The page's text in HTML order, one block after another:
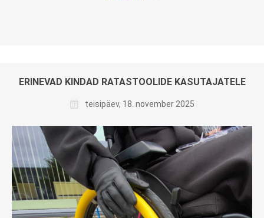
ERINEVAD KINDAD RATASTOOLIDE KASUTAJATELE
teisipäev, 18. november 2025